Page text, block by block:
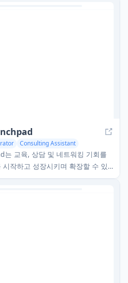
Consulting Assistant
교육, 상담 및 네트워킹 기회를
작하고 성장시키며 확장할 수 있
뮤니티를 제공하는 포괄적인 비즈